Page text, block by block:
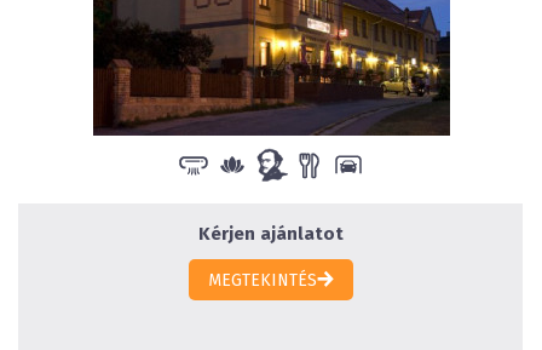
Kérjen ajánlatot
MEGTEKINTÉS